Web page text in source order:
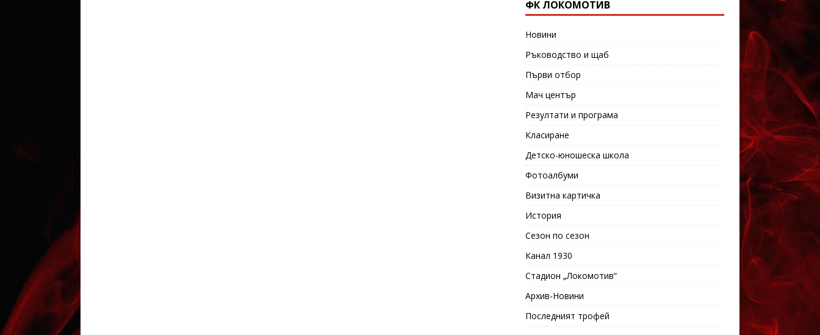
ФК ЛОКОМОТИВ
Новини
Ръководство и щаб
Първи отбор
Мач център
Резултати и програма
Класиране
Детско-юношеска школа
Фотоалбуми
Визитна картичка
История
Сезон по сезон
Канал 1930
Стадион „Локомотив“
Архив-Новини
Последният трофей